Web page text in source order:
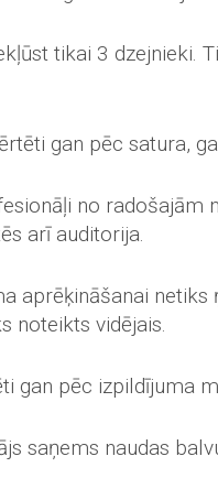
tikai 3 dzejnieki.
gan pēc satura,
no radošajām
arī auditorija.
aprēķināšanai
noteikts vidējais.
gan pēc izpildījuma
saņems naudas